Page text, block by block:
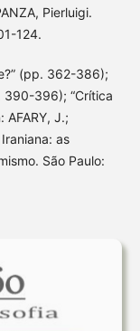
Pierluigi.
124.
(pp. 362-386);
390-396); “Crítica
J.;
as
São Paulo: